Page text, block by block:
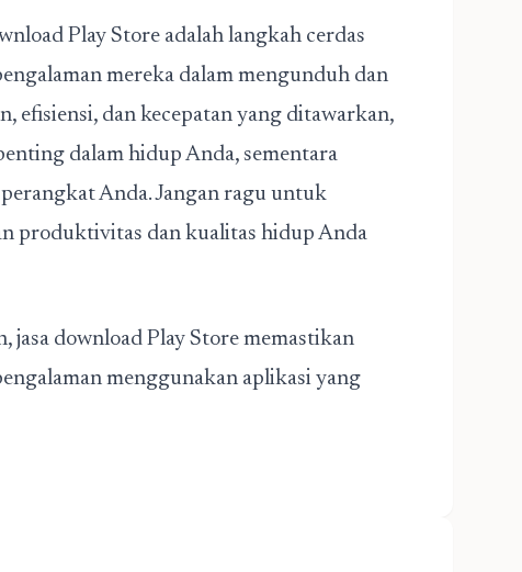
Play Store adalah langkah cerdas
mereka dalam mengunduh dan
efisiensi, dan kecepatan yang ditawarkan,
dalam hidup Anda, sementara
Anda. Jangan ragu untuk
produktivitas dan kualitas hidup Anda
jasa download Play Store memastikan
menggunakan aplikasi yang